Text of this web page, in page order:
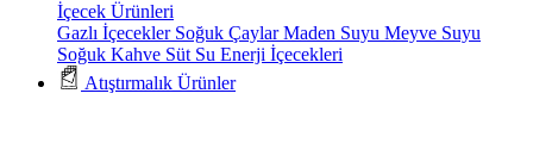
İçecek Ürünleri
Gazlı İçecekler Soğuk ÇaylarMaden Suyu Meyve Suyu
Soğuk Kahve Süt Su Enerji İçecekleri
Atıştırmalık Ürünler